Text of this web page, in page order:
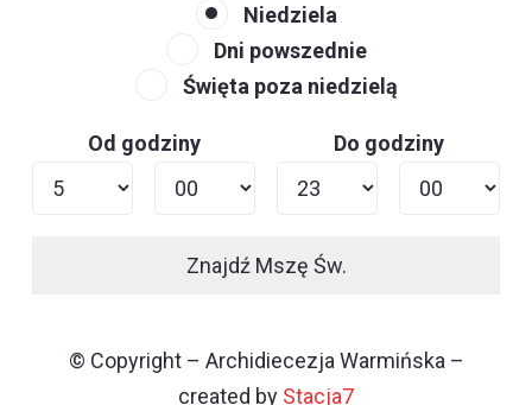
Niedziela
Dni powszednie
Święta poza niedzielą
Od godziny Do godziny
Znajdź Mszę Św.
© Copyright – Archidiecezja Warmińska –
created by Stacja7